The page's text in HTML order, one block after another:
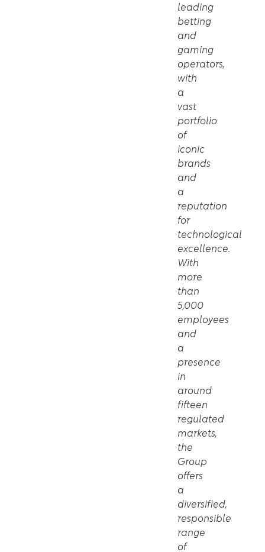
leading
betting
and
gaming
operators,
with
a
vast
portfolio
of
iconic
brands
and
a
reputation
for
technological
excellence.
With
more
than
5,000
employees
and
a
presence
in
around
fifteen
regulated
markets,
the
Group
offers
a
diversified,
responsible
range
of